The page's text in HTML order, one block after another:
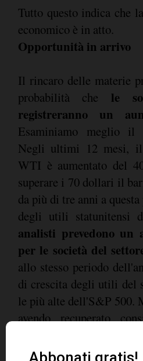
Tutto questo indica che
economico è in atto.
Opportunità in arrivo
Il rincaro delle materie
probabilità che le
registreranno un
Esaminiamo meglio il
Negli ultimi 12 mesi, il
WTI è aumentato del
superare i 70 dollari il
da più di tre anni a
degli utili statunitensi
analisti prevedono
per le società del
allo stesso periodo
di crescita degli utili del
le più alte dell'S&P 500.
avendo recuperato
ultime settimane,
considera la forza dei